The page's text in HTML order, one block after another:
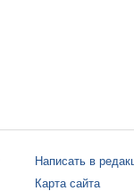
Написать в
Карта сайта